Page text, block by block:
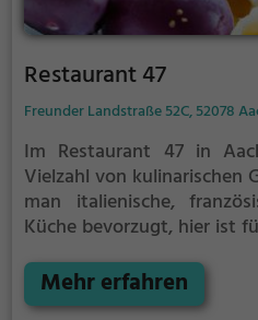
Restaurant 47
Freunder Landstraße 52C, 52078
Im Restaurant 47 in
Vielzahl von kulinarischen
man italienische,
Küche bevorzugt, hier ist
von vegetarisch über
Meeresfrüchten und
Mehr erfahren